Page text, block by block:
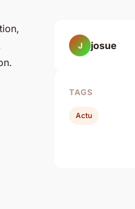
J josue
TAGS
Actu